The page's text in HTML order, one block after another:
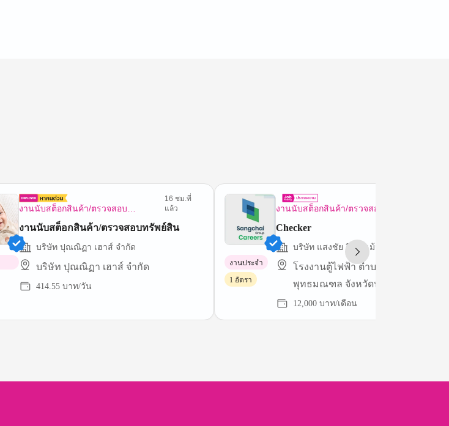
งานนับสต็อกสินค้า/ตรวจสอบ
ทรัพย์สิน
16 ชม.ที่
แล้ว
งานนับสต็อกสินค้า/ตรวจสอบทรัพย์สิน
บริษัท ปุณณิฏา เฮาส์ จำกัด
บริษัท ปุณณิฏา เฮาส์ จำกัด
414.55 บาท/วัน
งานนับสต็อกสินค้า/ตรวจสอบทรัพย์สิน
Checker
บริษัท แสงชัย อีควิพเม้นท์ จำกัด
โรงงานตู้ไฟฟ้า ตำบลศาลายา อำเภอ
พุทธมณฑล จังหวัดนครปฐม 73170
12,000 บาท/เดือน
งานประจำ
1 อัตรา